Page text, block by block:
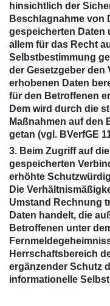
hinsichtlich der
Beschlagnahme von
gespeicherten Daten
allem für das Recht
Selbstbestimmung
der Gesetzgeber den
erhobenen Daten
für den Betroffenen
Dem wird durch die
Maßnahmen auf den
getan (vgl. BVerfGE
3. Beim Zugriff auf
gespeicherten
erhöhte
Die
Umstand Rechnung
Daten handelt, die
Betroffenen unter
Herrschaftsbereich
ergänzender Schutz
informationelle